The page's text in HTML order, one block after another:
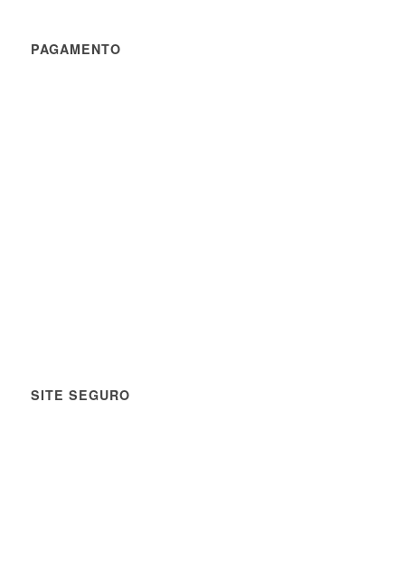
PAGAMENTO
SITE SEGURO